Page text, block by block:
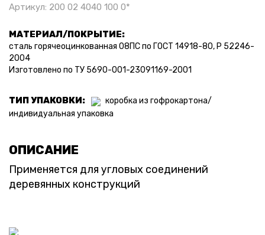
Артикул: 200 02 4040 100 0*
МАТЕРИАЛ/ПОКРЫТИЕ:
сталь горячеоцинкованная 08ПС по ГОСТ 14918-80, Р 52246-
2004
Изготовлено по ТУ 5690-001-23091169-2001
ТИП УПАКОВКИ:
коробка из гофрокартона/
индивидуальная упаковка
ОПИСАНИЕ
Применяется для угловых соединений
деревянных конструкций